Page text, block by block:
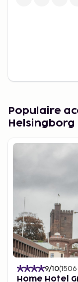
Populaire
Helsingborg
9/10(1506
Home Hotel